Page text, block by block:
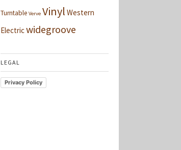
Turntable Verve Vinyl Western
Electricwidegroove
LEGAL
Privacy Policy